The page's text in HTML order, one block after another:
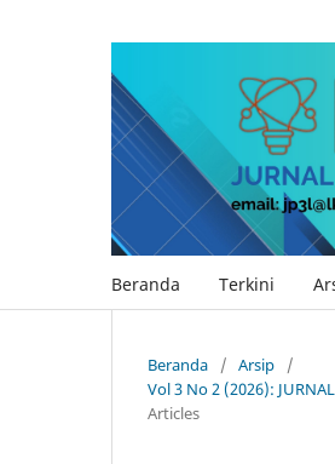
Beranda Terkini
Beranda / Arsip
/
Vol 3 No 2 (2026):
Articles